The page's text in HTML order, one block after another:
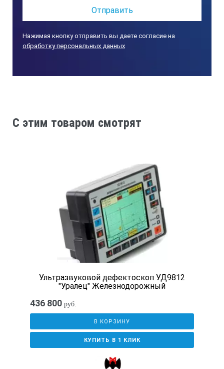
Нажимая кнопку отправить вы даете согласие на
обработку персональных данных
C этим товаром смотрят
Ультразвуковой дефектоскоп УД9812
"Уралец" Железнодорожный
436 800 руб.
В КОРЗИНУ
КУПИТЬ В 1 КЛИК